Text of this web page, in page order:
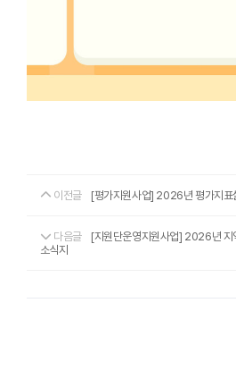
이전글 [평가지원사업] 2026년 평가지표
다음글
[지원단운영지원사업] 2026년 지
소식지